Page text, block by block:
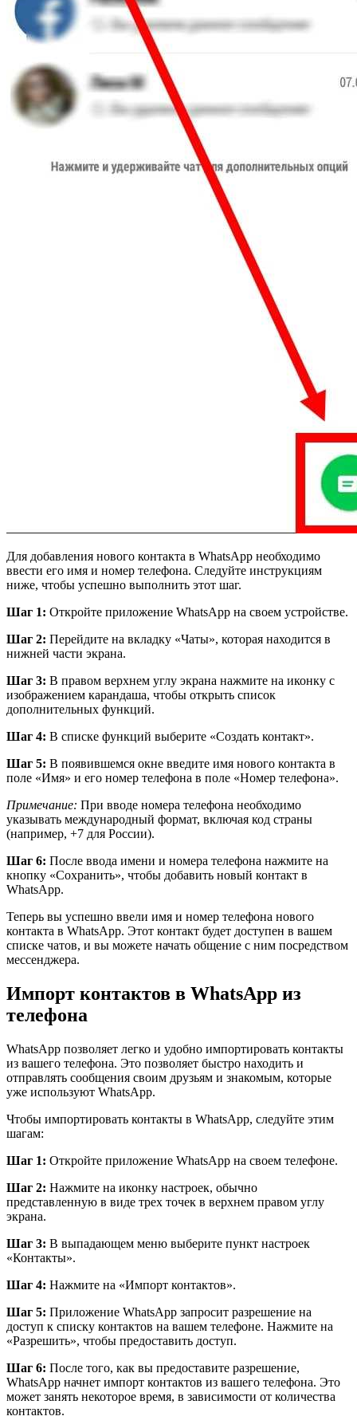
Для добавления нового контакта в WhatsApp необходимо
ввести его имя и номер телефона. Следуйте инструкциям
ниже, чтобы успешно выполнить этот шаг.
Шаг 1: Откройте приложение WhatsApp на своем устройстве.
Шаг 2: Перейдите на вкладку «Чаты», которая находится в
нижней части экрана.
Шаг 3: В правом верхнем углу экрана нажмите на иконку с
изображением карандаша, чтобы открыть список
дополнительных функций.
Шаг 4: В списке функций выберите «Создать контакт».
Шаг 5: В появившемся окне введите имя нового контакта в
поле «Имя» и его номер телефона в поле «Номер телефона».
Примечание: При вводе номера телефона необходимо
указывать международный формат, включая код страны
(например, +7 для России).
Шаг 6: После ввода имени и номера телефона нажмите на
кнопку «Сохранить», чтобы добавить новый контакт в
WhatsApp.
Теперь вы успешно ввели имя и номер телефона нового
контакта в WhatsApp. Этот контакт будет доступен в вашем
списке чатов, и вы можете начать общение с ним посредством
мессенджера.
Импорт контактов в WhatsApp из
телефона
WhatsApp позволяет легко и удобно импортировать контакты
из вашего телефона. Это позволяет быстро находить и
отправлять сообщения своим друзьям и знакомым, которые
уже используют WhatsApp.
Чтобы импортировать контакты в WhatsApp, следуйте этим
шагам:
Шаг 1: Откройте приложение WhatsApp на своем телефоне.
Шаг 2: Нажмите на иконку настроек, обычно
представленную в виде трех точек в верхнем правом углу
экрана.
Шаг 3: В выпадающем меню выберите пункт настроек
«Контакты».
Шаг 4: Нажмите на «Импорт контактов».
Шаг 5: Приложение WhatsApp запросит разрешение на
доступ к списку контактов на вашем телефоне. Нажмите на
«Разрешить», чтобы предоставить доступ.
Шаг 6: После того, как вы предоставите разрешение,
WhatsApp начнет импорт контактов из вашего телефона. Это
может занять некоторое время, в зависимости от количества
контактов.